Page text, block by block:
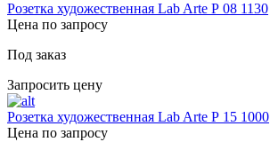
Розетка художественная Lab Arte Р 08 1130
Цена по запросу
Под заказ
Запросить цену
Розетка художественная Lab Arte Р 15 1000
Цена по запросу